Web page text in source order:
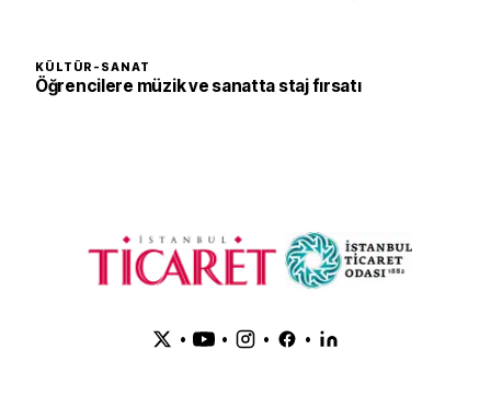
KÜLTÜR-SANAT
Öğrencilere müzik ve sanatta staj fırsatı
• • • •